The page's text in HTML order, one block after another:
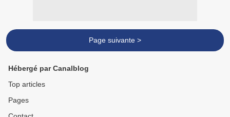
Page suivante >
Hébergé par Canalblog
Top articles
Pages